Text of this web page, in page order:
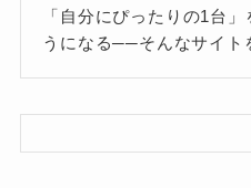
「自分にぴったりの1台
うになる──そんなサイト